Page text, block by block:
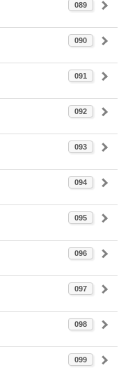
089
090
091
092
093
094
095
096
097
098
099